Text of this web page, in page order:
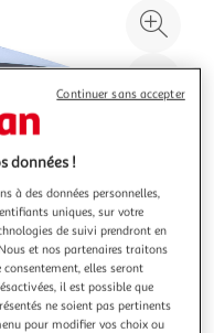
à
Illustration
suivante
données !
à des données personnelles,
uniques, sur votre
de suivi prendront en
et nos partenaires traitons
consentement, elles seront
il est possible que
ne soient pas pertinents
pour modifier vos choix ou
Continuer sans accepter